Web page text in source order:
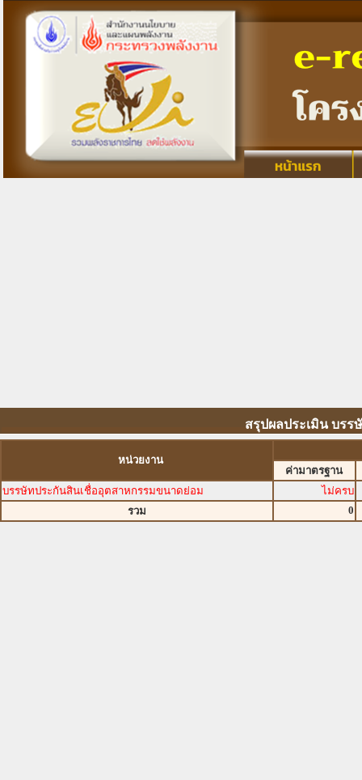
สรุปผลประเมิน บรร
หน่วยงาน
ค่ามาตรฐาน
บรรษัทประกันสินเชื่ออุตสาหกรรมขนาดย่อม
ไม่ครบ
รวม
0